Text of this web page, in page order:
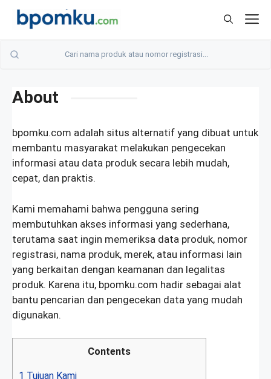
Skip
About
bpomku.com adalah situs alternatif yang dibuat untuk
membantu masyarakat melakukan pengecekan
informasi atau data produk secara lebih mudah,
cepat, dan praktis.
Kami memahami bahwa pengguna sering
membutuhkan akses informasi yang sederhana,
terutama saat ingin memeriksa data produk, nomor
registrasi, nama produk, merek, atau informasi lain
yang berkaitan dengan keamanan dan legalitas
produk. Karena itu, bpomku.com hadir sebagai alat
bantu pencarian dan pengecekan data yang mudah
digunakan.
Contents
1 Tujuan Kami